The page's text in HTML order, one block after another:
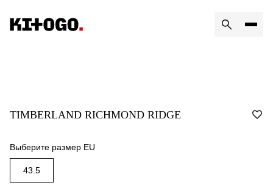
TIMBERLAND RICHMOND RIDGE
Выберите размер EU
43.5